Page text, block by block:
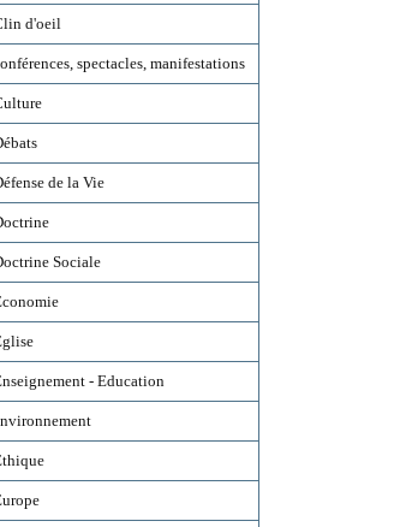
d'oeil
spectacles, manifestations
de la Vie
Sociale
- Education